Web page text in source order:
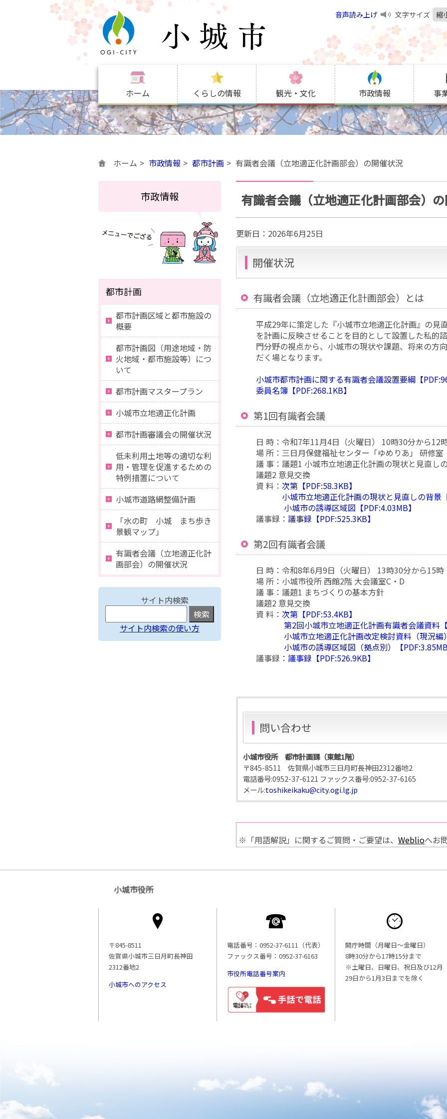
音声読み上げ 文字サイズ 縮
ホーム くらしの情報 観光・文化 市政情報 事
ホーム 市政情報 都市計画 有識者会議（立地適正化計画部会）の開催状況
有識者会議（立地適正化計画部会）
更新日： 2026年6月25日
開催状況
有識者会議（立地適正化計画部会）とは
平成29年に策定した『小城市立地適正化計画』の見
を計画に反映させることを目的として設置した私的
門分野の視点から、小城市の現状や課題、将来の方
だく場となります。
小城市都市計画に関する有識者会議設置要綱【
委員名簿【PDF:268.1KB】
第1回有識者会議
日 時：令和7年11月4日（火曜日） 10時30分から12
場 所：三日月保健福祉センター「ゆめりあ」 研修室
議 事：議題1 小城市立地適正化計画の現状と見直し
議題2 意見交換
資 料： 次第【PDF:58.3KB】
小城市立地適正化計画の現状と見直しの背景
小城市の誘導区域図【PDF:4.03MB】
議事録： 議事録【PDF:525.3KB】
第2回有識者会議
日 時：令和8年6月9日（火曜日） 13時30分から15時
場 所：小城市役所 西館2階 大会議室C・D
議 事：議題1 まちづくりの基本方針
議題2 意見交換
資 料： 次第【PDF:53.4KB】
第2回小城市立地適正化計画有識者会議資料【
小城市立地適正化計画改定検討資料（現況編
小城市の誘導区域図（拠点別）【PDF:3.85MB
議事録： 議事録【PDF:526.9KB】
問い合わせ
小城市役所 都市計画課（東館1階）
〒845-8511 佐賀県小城市三日月町長神田2312番地2
電話番号:0952-37-6121 ファックス番号:0952-37-6165
メール:toshikeikaku@city.ogi.lg.jp
※「用語解説」に関するご質問・ご要望は、 Weblioへお
市政情報
都市計画
都市計画区域と都市施設の
概要
都市計画図（用途地域・防
火地域・都市施設等）につ
いて
都市計画マスタープラン
小城市立地適正化計画
都市計画審議会の開催状況
低未利用土地等の適切な利
用・管理を促進するための
特例措置について
小城市道路網整備計画
「水の町 小城 まち歩き
景観マップ」
有識者会議（立地適正化計
画部会）の開催状況
サイト内検索
サイト内検索の使い方
小城市役所
〒845-8511
佐賀県小城市三日月町長神田
2312番地2
小城市へのアクセス
電話番号：0952-37-6111（代表）
ファックス番号：0952-37-6163
市役所電話番号案内
開庁時間（月曜日〜金曜日）
8時30分から17時15分まで
※土曜日、日曜日、祝日及び12月
29日から1月3日までを除く